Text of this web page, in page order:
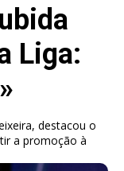
Liga:
destacou o
a promoção à